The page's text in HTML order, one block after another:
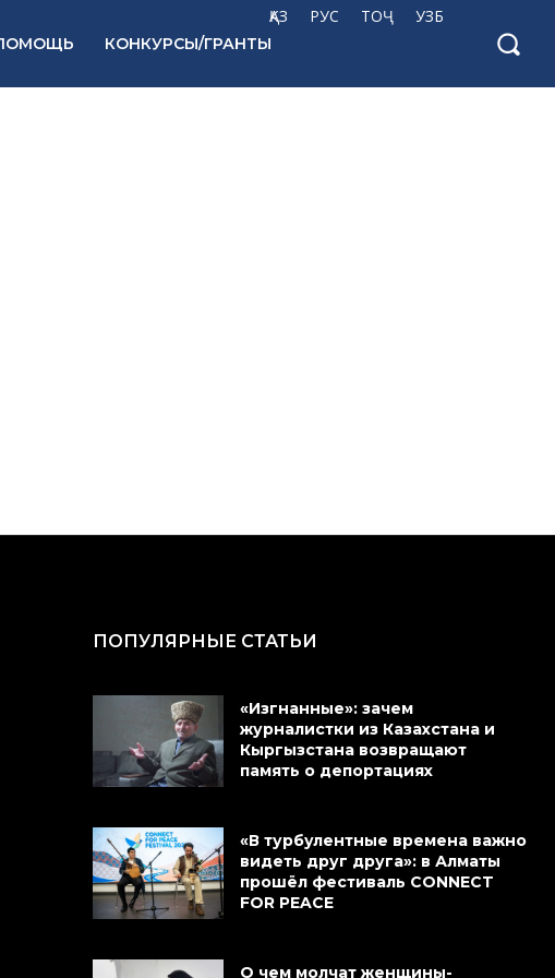
ҚАЗ РУС ТОҶ УЗБ
КОНКУРСЫ/ГРАНТЫ
ПОПУЛЯРНЫЕ СТАТЬИ
«Изгнанные»: зачем
журналистки из Казахстана и
Кыргызстана возвращают
память о депортациях
«В турбулентные времена важно
видеть друг друга»: в Алматы
прошёл фестиваль CONNECT
FOR PEACE
О чем молчат женщины-